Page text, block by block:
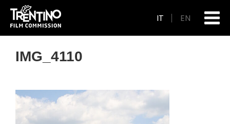
IT EN
IMG_4110